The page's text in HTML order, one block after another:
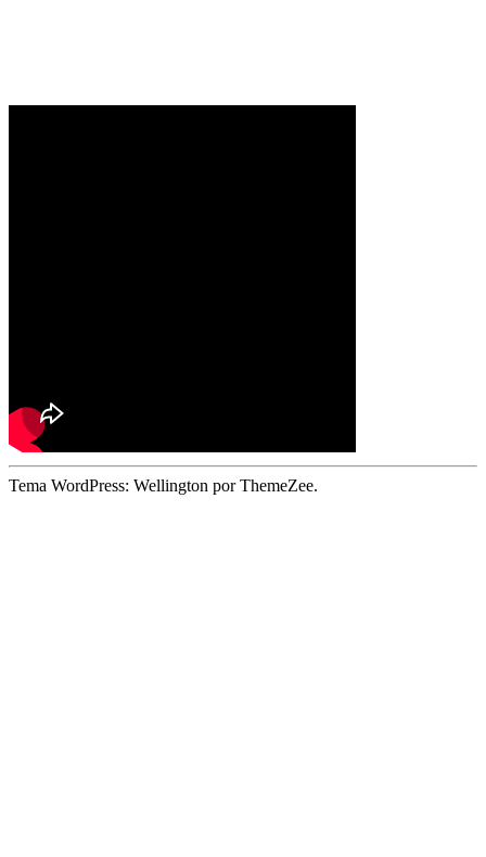
Tema WordPress: Wellington por ThemeZee.